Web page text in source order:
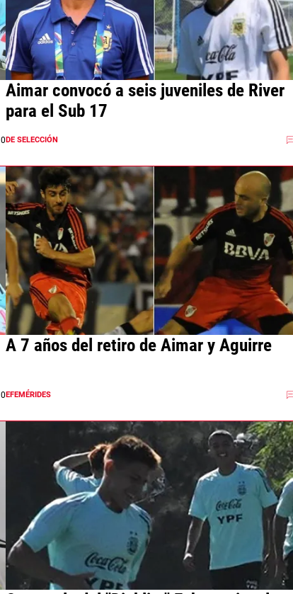
0
Aimar convocó a seis juveniles de River
para el Sub 17
DE SELECCIÓN
0
A 7 años del retiro de Aimar y Aguirre
EFEMÉRIDES